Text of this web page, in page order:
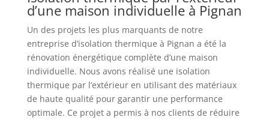
d’une maison individuelle à Pignan
Un des projets les plus marquants de notre
entreprise d’isolation thermique à Pignan a été la
rénovation énergétique complète d’une maison
individuelle. Nous avons réalisé une isolation
thermique par l’extérieur en utilisant des matériaux
de haute qualité pour garantir une performance
optimale. Ce projet a permis à nos clients de réduire